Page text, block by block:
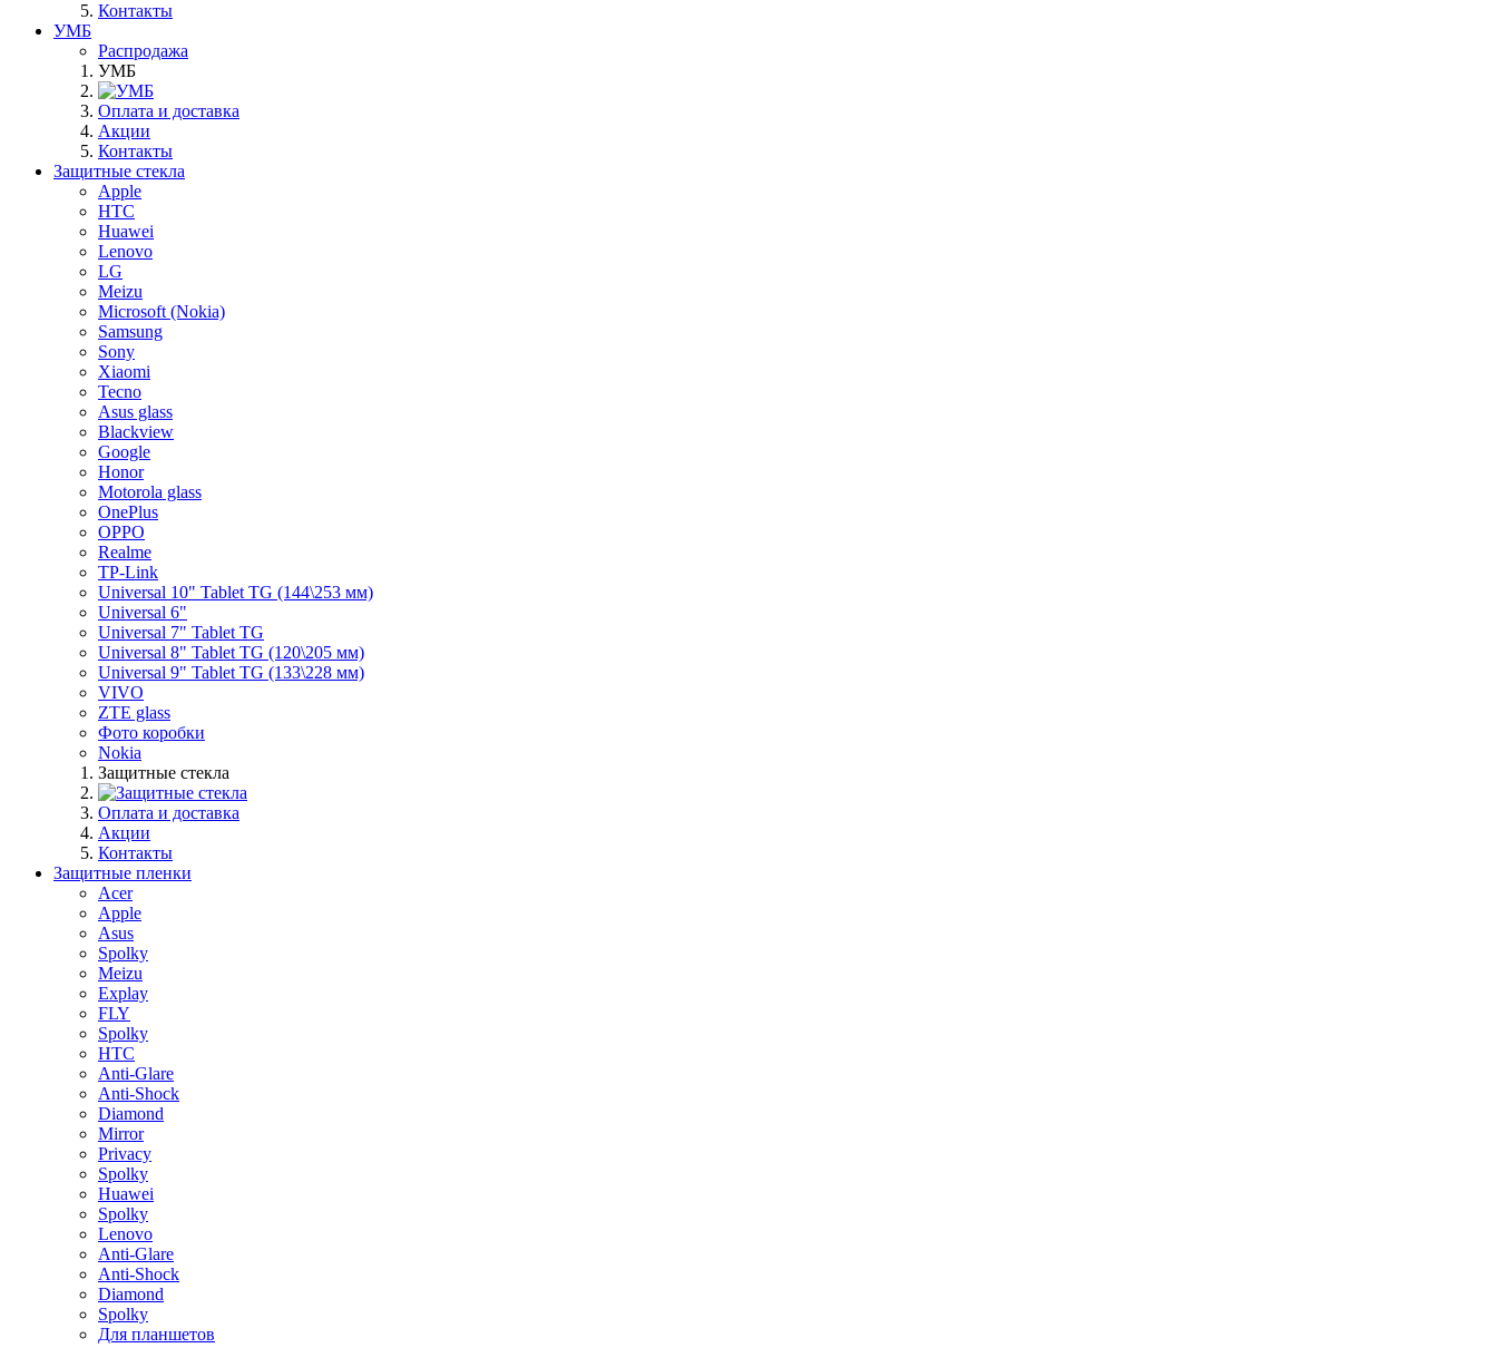
Контакты
УМБ
Распродажа
УМБ
Оплата и доставка
Акции
Контакты
Защитные стекла
Apple
HTC
Huawei
Lenovo
LG
Meizu
Microsoft (Nokia)
Samsung
Sony
Xiaomi
Tecno
Asus glass
Blackview
Google
Honor
Motorola glass
OnePlus
OPPO
Realme
TP-Link
Universal 10" Tablet TG (144\253 мм)
Universal 6"
Universal 7" Tablet TG
Universal 8" Tablet TG (120\205 мм)
Universal 9" Tablet TG (133\228 мм)
VIVO
ZTE glass
Фото коробки
Nokia
Защитные стекла
Оплата и доставка
Акции
Контакты
Защитные пленки
Acer
Apple
Asus
Spolky
Meizu
Explay
FLY
Spolky
HTC
Anti-Glare
Anti-Shock
Diamond
Mirror
Privacy
Spolky
Huawei
Spolky
Lenovo
Anti-Glare
Anti-Shock
Diamond
Spolky
Для планшетов